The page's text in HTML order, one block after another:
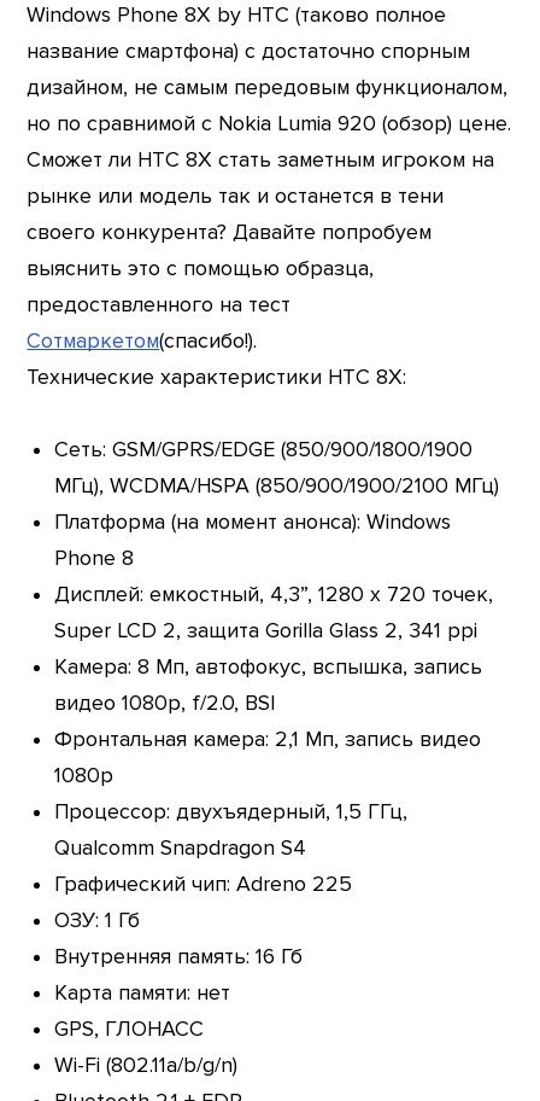
Windows Phone 8X by HTC (таково полное
название смартфона) с достаточно спорным
дизайном, не самым передовым функционалом,
но по сравнимой с Nokia Lumia 920 (обзор) цене.
Сможет ли HTC 8X стать заметным игроком на
рынке или модель так и останется в тени
своего конкурента? Давайте попробуем
выяснить это с помощью образца,
предоставленного на тест
Сотмаркетом(спасибо!).
Технические характеристики HTC 8X:
Сеть: GSM/GPRS/EDGE (850/900/1800/1900
МГц), WCDMA/HSPA (850/900/1900/2100 МГц)
Платформа (на момент анонса): Windows
Phone 8
Дисплей: емкостный, 4,3”, 1280 х 720 точек,
Super LCD 2, защита Gorilla Glass 2, 341 ppi
Камера: 8 Мп, автофокус, вспышка, запись
видео 1080p, f/2.0, BSI
Фронтальная камера: 2,1 Мп, запись видео
1080p
Процессор: двухъядерный, 1,5 ГГц,
Qualcomm Snapdragon S4
Графический чип: Adreno 225
ОЗУ: 1 Гб
Внутренняя память: 16 Гб
Карта памяти: нет
GPS, ГЛОНАСС
Wi-Fi (802.11a/b/g/n)